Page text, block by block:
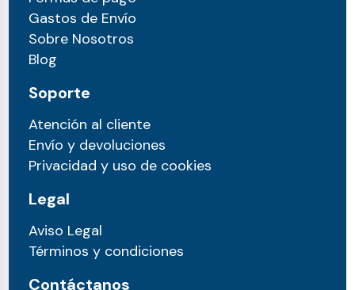
Gastos de Envío
Sobre Nosotros
Blog
Soporte
Atención al cliente
Envío y devoluciones
Privacidad y uso de cookies
Legal
Aviso Legal
Términos y condiciones
Contáctanos